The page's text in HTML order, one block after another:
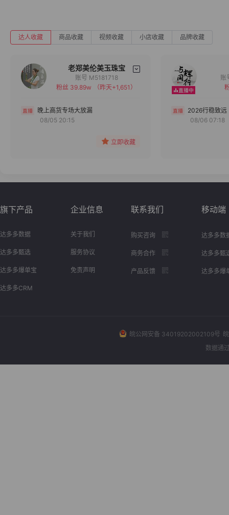
达人收藏 商品收藏 视频收藏 小店收藏 品牌收藏
老郑美伦美玉珠宝
备注
分组
账号 M5181718
粉丝 39.89w
（昨天+1,651）
晚上高货专场大放漏
08/05 20:15
立即收藏
2026行稳致远
08/06 07:18
旗下产品
达多多数据
达多多甄选
达多多爆单宝
达多多CRM
企业信息
关于我们
服务协议
免责声明
联系我们
购买咨询
商务合作
产品反馈
移动端
达多多数
达多多甄
达多多爆
皖公网安备 34019202002109号
数据通